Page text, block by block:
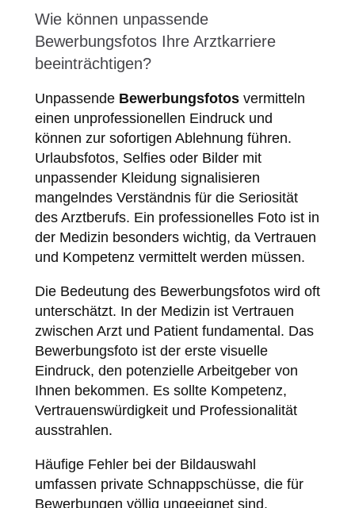
Wie können unpassende
Bewerbungsfotos Ihre Arztkarriere
beeinträchtigen?
Unpassende Bewerbungsfotosvermitteln
einen unprofessionellen Eindruck und
können zur sofortigen Ablehnung führen.
Urlaubsfotos, Selfies oder Bilder mit
unpassender Kleidung signalisieren
mangelndes Verständnis für die Seriosität
des Arztberufs. Ein professionelles Foto ist in
der Medizin besonders wichtig, da Vertrauen
und Kompetenz vermittelt werden müssen.
Die Bedeutung des Bewerbungsfotos wird oft
unterschätzt. In der Medizin ist Vertrauen
zwischen Arzt und Patient fundamental. Das
Bewerbungsfoto ist der erste visuelle
Eindruck, den potenzielle Arbeitgeber von
Ihnen bekommen. Es sollte Kompetenz,
Vertrauenswürdigkeit und Professionalität
ausstrahlen.
Häufige Fehler bei der Bildauswahl
umfassen private Schnappschüsse, die für
Bewerbungen völlig ungeeignet sind.